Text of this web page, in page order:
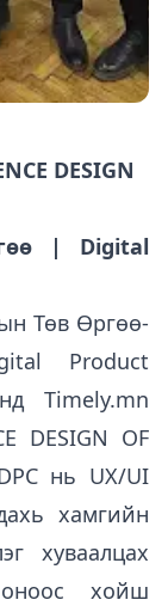
DESIGN
| Digital
Төв Өргөө-
Product
Timely.mn
DESIGN OF
нь UX/UI
хамгийн
хуваалцах
хойш